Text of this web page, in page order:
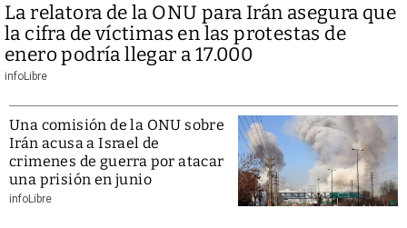
La relatora de la ONU para Irán asegura que
la cifra de víctimas en las protestas de
enero podría llegar a 17.000
infoLibre
Una comisión de la ONU sobre
Irán acusa a Israel de
crimenes de guerra por atacar
una prisión en junio
infoLibre